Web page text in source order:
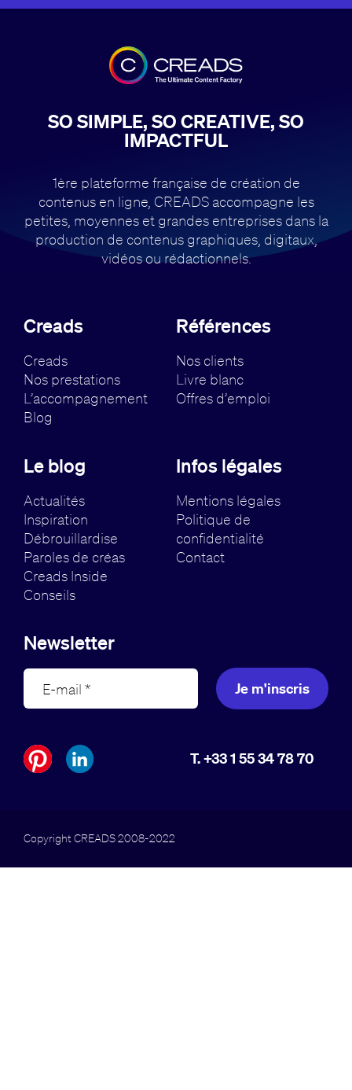
SO SIMPLE, SO CREATIVE, SO
IMPACTFUL
1ère plateforme française de création de
contenus en ligne, CREADS accompagne les
petites, moyennes et grandes entreprises dans la
production de contenus graphiques, digitaux,
vidéos ou rédactionnels.
Creads
Creads
Nos prestations
L’accompagnement
Blog
Références
Nos clients
Livre blanc
Offres d’emploi
Le blog
Actualités
Inspiration
Débrouillardise
Paroles de créas
Creads Inside
Conseils
Infos légales
Mentions légales
Politique de
confidentialité
Contact
Newsletter
Je m'inscris
T. +33 1 55 34 78 70
Copyright CREADS 2008-2022